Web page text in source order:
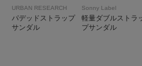
URBAN RESEARCH
パデッドストラップ
サンダル
Sonny Label
軽量ダブルストラ
プサンダル